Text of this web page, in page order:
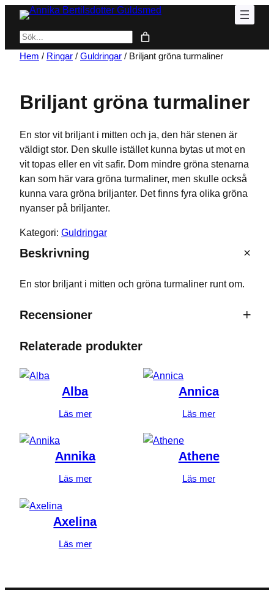
Hoppa
innehåll
Sök
Hem / Ringar / Guldringar / Briljant gröna turmaliner
Briljant gröna turmaliner
En stor vit briljant i mitten och ja, den här stenen är
väldigt stor. Den skulle istället kunna bytas ut mot en
vit topas eller en vit safir. Dom mindre gröna stenarna
kan som här vara gröna turmaliner, men skulle också
kunna vara gröna briljanter. Det finns fyra olika gröna
nyanser på briljanter.
Kategori: Guldringar
Beskrivning
En stor briljant i mitten och gröna turmaliner runt om.
Recensioner
0 recensioner av Briljant gröna
Bli först med att recensera ”Briljant
Din e-postadress kommer inte publiceras.
Obligatoriska fält är märkta
Din recension
Relaterade produkter
Alba
Läs mer
Annica
Läs mer
Annika
Läs mer
Athene
Läs mer
Axelina
Läs mer